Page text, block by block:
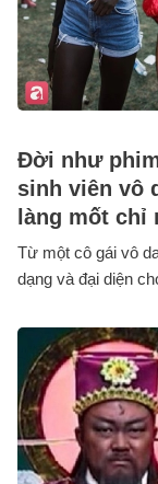
Đời như
sinh viên vô
làng mốt chỉ
Từ một cô gái vô
dạng và đại diện